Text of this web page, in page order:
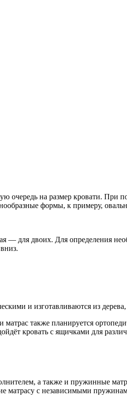
очередь на размер кровати. При
формы, к примеру,
— для двоих. Для определения
и изготавливаются из
также планируется
кровать с ящичками для
а также и пружинные
матрасу с независимыми